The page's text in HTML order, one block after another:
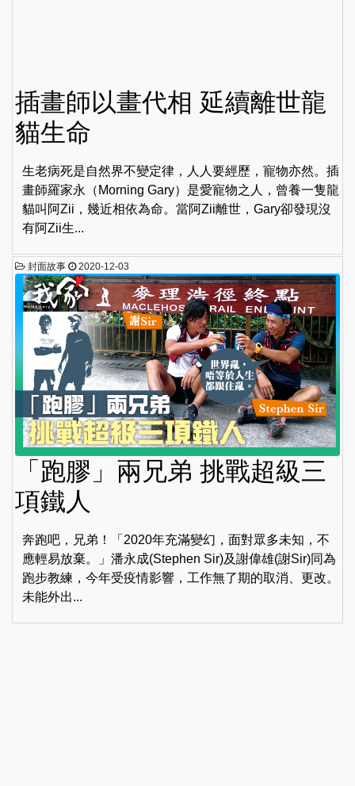
插畫師以畫代相 延續離世龍
貓生命
生老病死是自然界不變定律，人人要經歷，寵物亦然。插
畫師羅家永（Morning Gary）是愛寵物之人，曾養一隻龍
貓叫阿Zii，幾近相依為命。當阿Zii離世，Gary卻發現沒
有阿Zii生...
封面故事 2020-12-03
「跑膠」兩兄弟 挑戰超級三
項鐵人
奔跑吧，兄弟！「2020年充滿變幻，面對眾多未知，不
應輕易放棄。」潘永成(Stephen Sir)及謝偉雄(謝Sir)同為
跑步教練，今年受疫情影響，工作無了期的取消、更改。
未能外出...